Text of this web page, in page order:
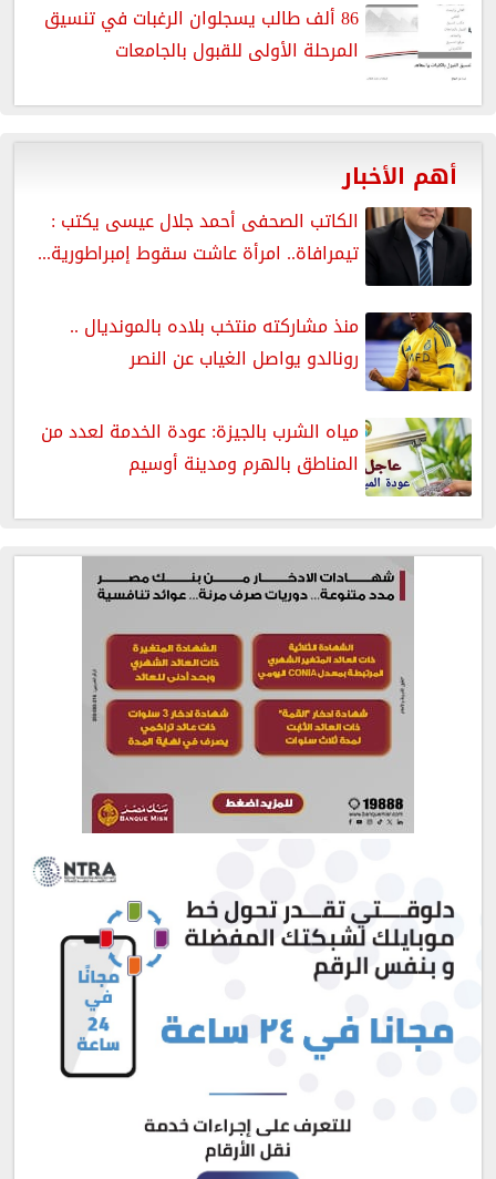
86 ألف طالب يسجلوان الرغبات في تنسيق
المرحلة الأولى للقبول بالجامعات
أهم الأخبار
الكاتب الصحفى أحمد جلال عيسى يكتب :
تيمرافاة.. امرأة عاشت سقوط إمبراطورية...
منذ مشاركته منتخب بلاده بالمونديال ..
رونالدو يواصل الغياب عن النصر
مياه الشرب بالجيزة: عودة الخدمة لعدد من
المناطق بالهرم ومدينة أوسيم